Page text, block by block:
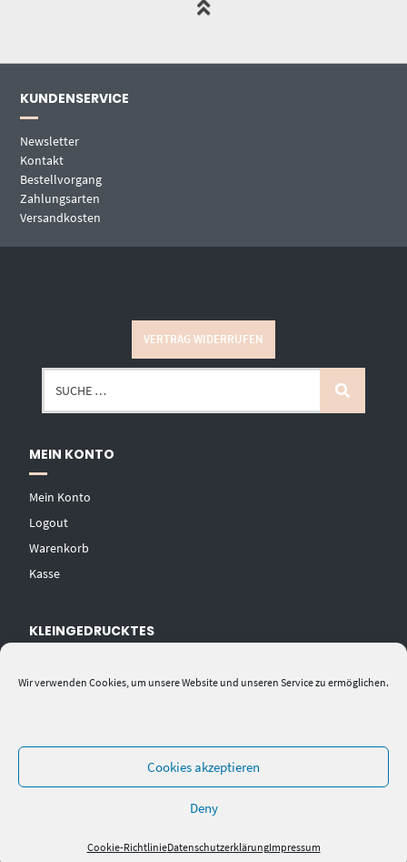
Wir verwenden Cookies, um unsere Website und unseren Service zu ermöglichen.
Cookies akzeptieren
Deny
Cookie-RichtlinieDatenschutzerklärungImpressum
KUNDENSERVICE
Newsletter
Kontakt
Bestellvorgang
Zahlungsarten
Versandkosten
VERTRAG WIDERRUFEN
MEIN KONTO
Mein Konto
Logout
Warenkorb
Kasse
KLEINGEDRUCKTES
Impressum